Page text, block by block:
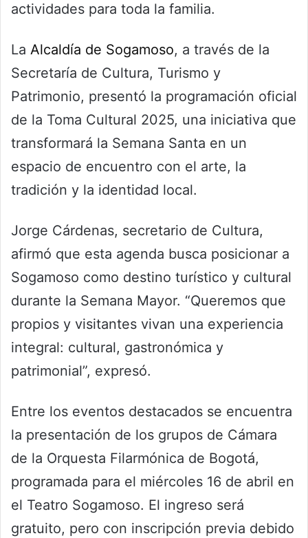
actividades para toda la familia.
La Alcaldía de Sogamoso, a través de la
Secretaría de Cultura, Turismo y
Patrimonio, presentó la programación oficial
de la Toma Cultural 2025, una iniciativa que
transformará la Semana Santa en un
espacio de encuentro con el arte, la
tradición y la identidad local.
Jorge Cárdenas, secretario de Cultura,
afirmó que esta agenda busca posicionar a
Sogamoso como destino turístico y cultural
durante la Semana Mayor. “Queremos que
propios y visitantes vivan una experiencia
integral: cultural, gastronómica y
patrimonial”, expresó.
Entre los eventos destacados se encuentra
la presentación de los grupos de Cámara
de la Orquesta Filarmónica de Bogotá,
programada para el miércoles 16 de abril en
el Teatro Sogamoso. El ingreso será
gratuito, pero con inscripción previa debido